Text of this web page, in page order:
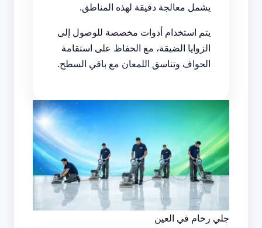
يشمل معالجة دقيقة لهذه المناطق.
يتم استخدام أدوات مخصصة للوصول إلى
الزوايا الضيقة، مع الحفاظ على استقامة
الحواف وتناسق اللمعان مع باقي السطح.
جلي رخام في العين